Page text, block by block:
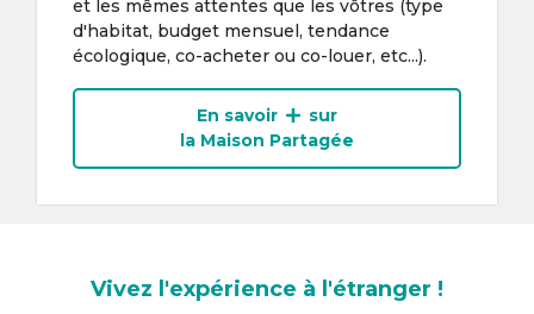
et les mêmes attentes que les vôtres (type
d'habitat, budget mensuel, tendance
écologique, co-acheter ou co-louer, etc...).
En savoir
sur
la Maison Partagée
Vivez l'expérience à l'étranger !